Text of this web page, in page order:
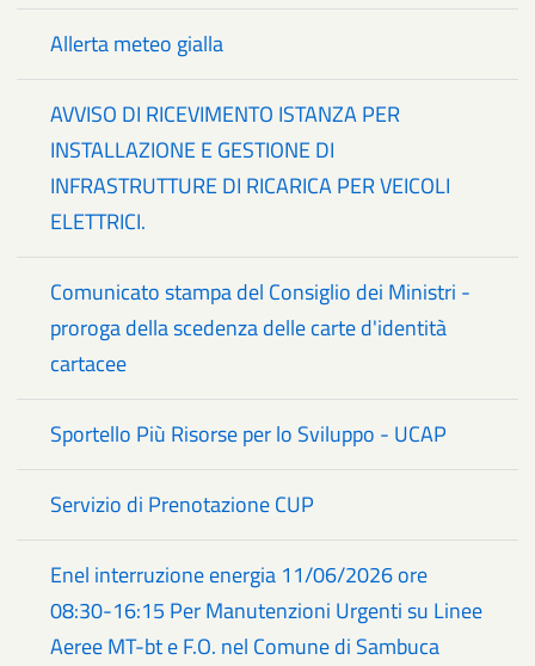
Allerta meteo gialla
AVVISO DI RICEVIMENTO ISTANZA PER
INSTALLAZIONE E GESTIONE DI
INFRASTRUTTURE DI RICARICA PER VEICOLI
ELETTRICI.
Comunicato stampa del Consiglio dei Ministri -
proroga della scedenza delle carte d'identità
cartacee
Sportello Più Risorse per lo Sviluppo - UCAP
Servizio di Prenotazione CUP
Enel interruzione energia 11/06/2026 ore
08:30-16:15 Per Manutenzioni Urgenti su Linee
Aeree MT-bt e F.O. nel Comune di Sambuca